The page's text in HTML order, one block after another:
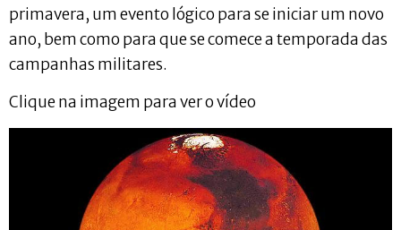
primavera, um evento lógico para se iniciar um novo
ano, bem como para que se comece a temporada das
campanhas militares.
Clique na imagem para ver o vídeo